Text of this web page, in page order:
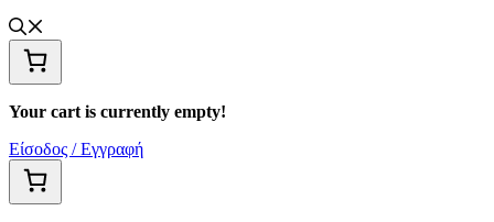
Your cart is currently empty!
Είσοδος / Εγγραφή